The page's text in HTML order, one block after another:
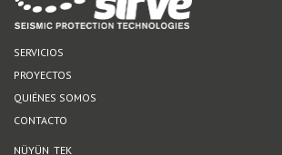
SERVICIOS
PROYECTOS
QUIÉNES SOMOS
CONTACTO
NÜYÜN_TEK